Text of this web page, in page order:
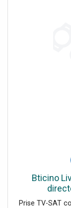
Bticino
Prise TV-SAT